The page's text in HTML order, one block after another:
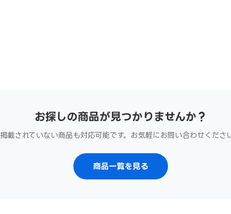
お探しの商品が見つかりませんか？
掲載されていない商品も対応可能です。お気軽にお問い合わせくださ
商品一覧を見る